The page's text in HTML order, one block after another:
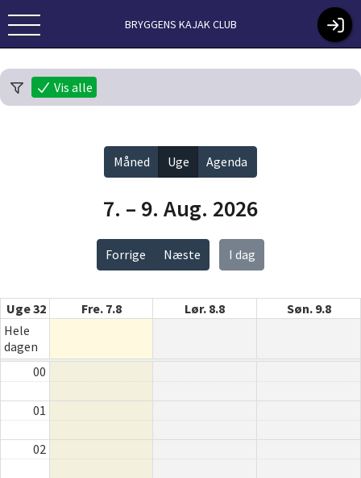
BRYGGENS KAJAK CLUB
Vis alle
Forrige Næste I dag
7. – 9. Aug. 2026
Måned Uge Agenda
Uge 32 Fre. 7.8 Lør. 8.8
Søn. 9.8
Hele
dagen
00
01
02